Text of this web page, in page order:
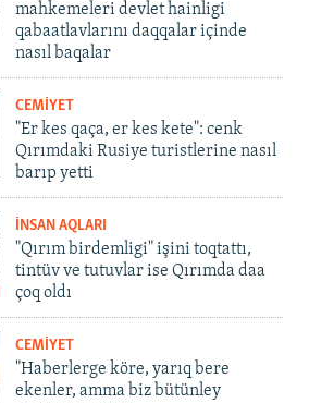
mahkemeleri devlet hainligi
qabaatlavlarını daqqalar içinde
nasıl baqalar
CEMİYET
"Er kes qaça, er kes kete": cenk
Qırımdaki Rusiye turistlerine nasıl
barıp yetti
İNSAN AQLARI
"Qırım birdemligi" işini toqtattı,
tintüv ve tutuvlar ise Qırımda daa
çoq oldı
CEMİYET
"Haberlerge köre, yarıq bere
ekenler, amma biz bütünley